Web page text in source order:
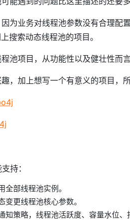
为业务对线程池参数没有合理配
搜索动态线程池的项目。
池项目，从功能性以及健壮性而
，加上想写一个有意义的项目，
持：
部线程池实例。
更线程池核心参数。
知策略，线程池活跃度、容量水位、